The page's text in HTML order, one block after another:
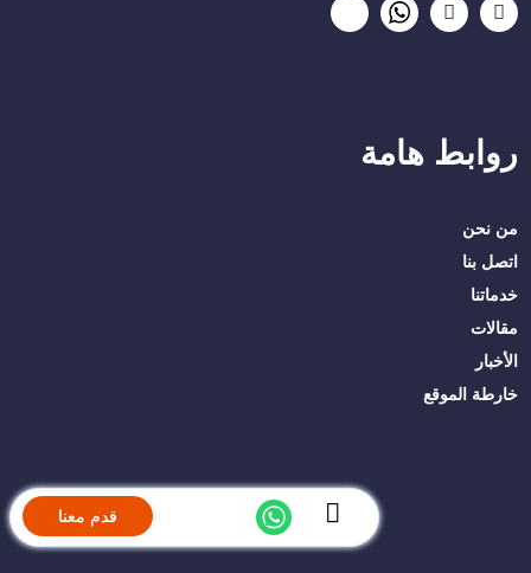
قدم معنا
روابط هامة
من نحن
اتصل بنا
خدماتنا
مقالات
الأخبار
خارطة الموقع